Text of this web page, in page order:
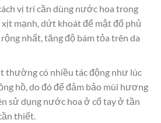
vị trí cần dùng nước hoa trong
mạnh, dứt khoát để mật đổ phủ
nhất, tăng độ bám tỏa trên da
thường có nhiều tác động như lúc
hồ, do đó để đảm bảo mùi hương
sử dụng nước hoa ở cổ tay ở tần
thiết.